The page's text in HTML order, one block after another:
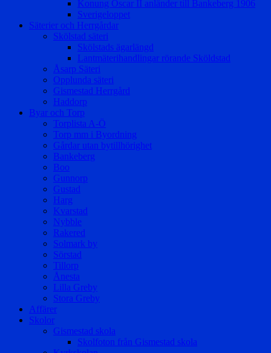
Konung Oscar II anländer till Bankeberg 1906
Sverigeloppet
Säterier och Herrgårdar
Skölstad säteri
Skölstads ägarlängd
Lantmäterihandlingar rörande Sköldstad
Åsarp Säteri
Opplunda säteri
Gismestad Herrgård
Haddorp
Byar och Torp
Torplista A-Ö
Torp mm i Byordning
Gårdar utan bytillhörighet
Bankeberg
Boo
Gunnorp
Gustad
Harg
Kvarstad
Nybble
Rakered
Solmark by
Sörstad
Tillorp
Ånesta
Lilla Greby
Stora Greby
Affärer
Skolor
Gismestad skola
Skolfoton från Gismestad skola